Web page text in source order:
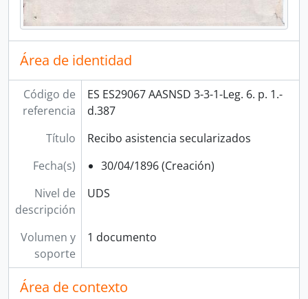
Área de identidad
Código de
referencia
ES ES29067 AASNSD 3-3-1-Leg. 6. p. 1.-
d.387
Título
Recibo asistencia secularizados
Fecha(s)
30/04/1896 (Creación)
Nivel de
descripción
UDS
Volumen y
soporte
1 documento
Área de contexto